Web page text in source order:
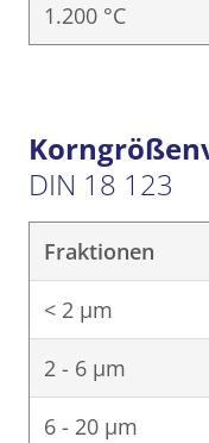
1.200 °C
DIN 18 123
Fraktionen
< 2 μm
2 - 6 μm
6 - 20 μm